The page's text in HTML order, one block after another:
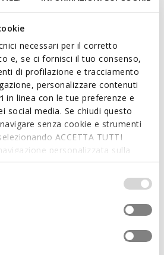
necessari per il corretto
e, se ci fornisci il tuo consenso,
di profilazione e tracciamento
personalizzare contenuti
in linea con le tue preferenze e
social media. Se chiudi questo
senza cookie e strumenti
ACCETTA TUTTI
personalizzata sulla
Selezionando
anche scegliere quali cookies ed
autorizzare. Per maggiori
in qualsiasi momento le
la nostra
this product, you are
Leather Working Group certified
effect which offers protection
vibrations
put on